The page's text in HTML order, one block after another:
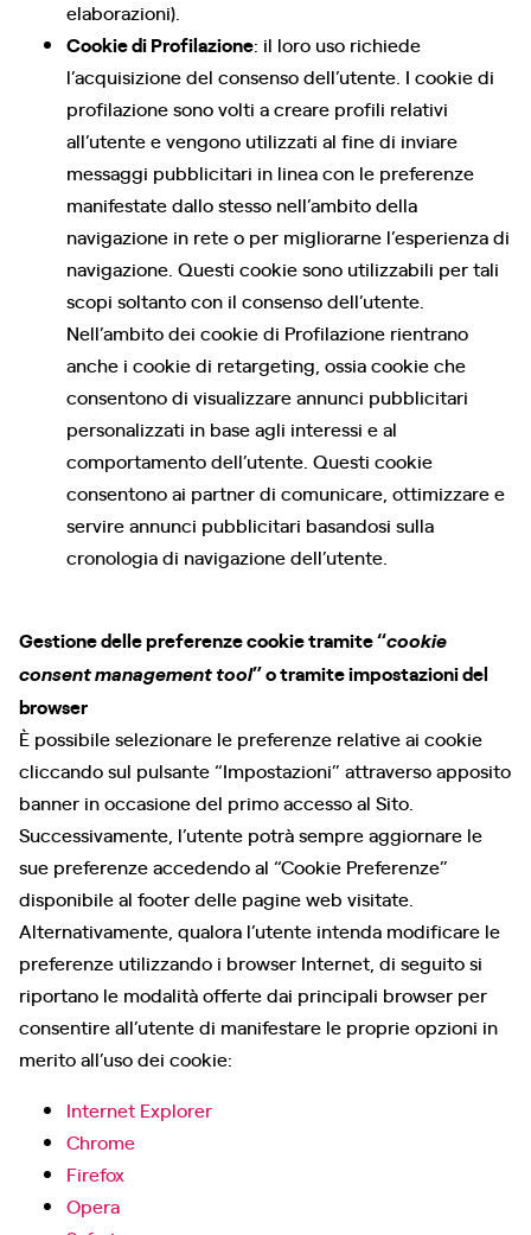
elaborazioni).
Cookie di Profilazione: il loro uso richiede
l’acquisizione del consenso dell’utente. I cookie di
profilazione sono volti a creare profili relativi
all’utente e vengono utilizzati al fine di inviare
messaggi pubblicitari in linea con le preferenze
manifestate dallo stesso nell’ambito della
navigazione in rete o per migliorarne l’esperienza di
navigazione. Questi cookie sono utilizzabili per tali
scopi soltanto con il consenso dell’utente.
Nell’ambito dei cookie di Profilazione rientrano
anche i cookie di retargeting, ossia cookie che
consentono di visualizzare annunci pubblicitari
personalizzati in base agli interessi e al
comportamento dell’utente. Questi cookie
consentono ai partner di comunicare, ottimizzare e
servire annunci pubblicitari basandosi sulla
cronologia di navigazione dell’utente.
Gestione delle preferenze cookie tramite “cookie
consent management tool” o tramite impostazioni del
browser
È possibile selezionare le preferenze relative ai cookie
cliccando sul pulsante “Impostazioni” attraverso apposito
banner in occasione del primo accesso al Sito.
Successivamente, l’utente potrà sempre aggiornare le
sue preferenze accedendo al “Cookie Preferenze”
disponibile al footer delle pagine web visitate.
Alternativamente, qualora l’utente intenda modificare le
preferenze utilizzando i browser Internet, di seguito si
riportano le modalità offerte dai principali browser per
consentire all’utente di manifestare le proprie opzioni in
merito all’uso dei cookie:
Internet Explorer
Chrome
Firefox
Opera